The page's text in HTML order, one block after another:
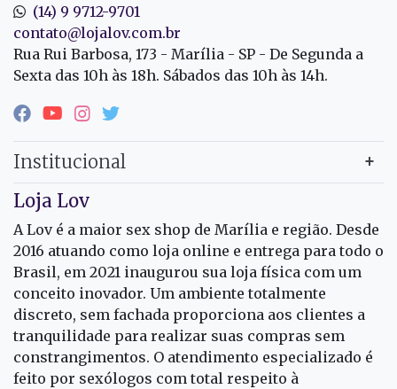
(14) 9 9712-9701
contato@lojalov.com.br
Rua Rui Barbosa, 173 - Marília - SP - De Segunda a
Sexta das 10h às 18h. Sábados das 10h às 14h.
Institucional
Loja Lov
A Lov é a maior sex shop de Marília e região. Desde
2016 atuando como loja online e entrega para todo o
Brasil, em 2021 inaugurou sua loja física com um
conceito inovador. Um ambiente totalmente
discreto, sem fachada proporciona aos clientes a
tranquilidade para realizar suas compras sem
constrangimentos. O atendimento especializado é
feito por sexólogos com total respeito à